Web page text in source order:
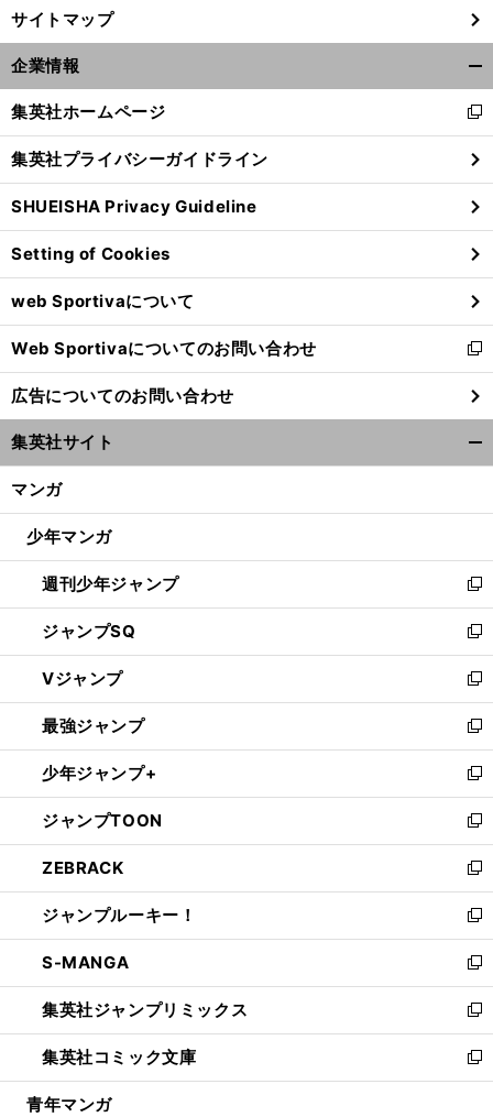
サイトマップ
企業情報
閉
る
集英社ホームページ
新
し
い
ウ
ィ
ン
ド
ウ
で
開
く
集英社プライバシーガイドライン
SHUEISHA Privacy Guideline
Setting of Cookies
web Sportivaについて
Web Sportivaについてのお問い合わせ
新
し
い
ウ
ィ
ン
ウ
開
く
広告についてのお問い合わせ
集英社サイト
マンガ
少年マンガ
週刊少年ジャンプ
新
し
い
ウ
ィ
ン
ド
ウ
で
開
く
ジャンプSQ
新
し
い
ウ
ィ
ン
ド
ウ
で
開
く
Vジャンプ
新
し
い
ウ
ィ
ン
ド
ウ
で
開
く
最強ジャンプ
新
し
い
ウ
ィ
ン
ド
ウ
で
開
く
少年ジャンプ+
新
し
い
ウ
ィ
ン
ド
ウ
で
開
く
ジャンプTOON
新
し
い
ウ
ィ
ン
ド
ウ
で
開
く
ZEBRACK
新
し
い
ウ
ィ
ン
ド
ウ
で
開
ジャンプルーキー！
新
し
い
ウ
ィ
ン
ド
ウ
S-MANGA
新
し
い
ウ
ィ
ン
集英社ジャンプリミックス
新
し
い
ウ
集英社コミック文庫
新
し
青年マンガ